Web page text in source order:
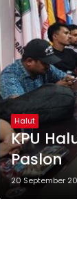
Halut
KPU
Paslon
20 September